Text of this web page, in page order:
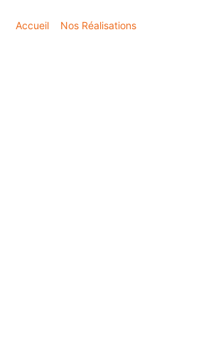
Accueil» Nos Réalisations»